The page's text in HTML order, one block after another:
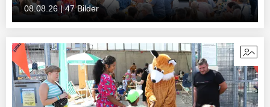
08.08.26 | 47 Bilder